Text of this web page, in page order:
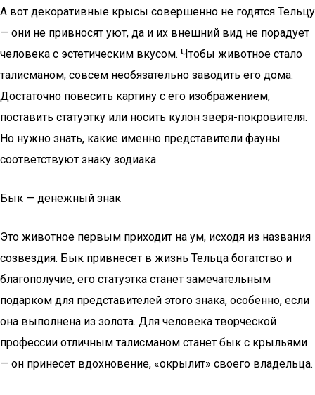
А вот декоративные крысы совершенно не годятся Тельцу
— они не привносят уют, да и их внешний вид не порадует
человека с эстетическим вкусом. Чтобы животное стало
талисманом, совсем необязательно заводить его дома.
Достаточно повесить картину с его изображением,
поставить статуэтку или носить кулон зверя-покровителя.
Но нужно знать, какие именно представители фауны
соответствуют знаку зодиака.
Бык — денежный знак
Это животное первым приходит на ум, исходя из названия
созвездия. Бык привнесет в жизнь Тельца богатство и
благополучие, его статуэтка станет замечательным
подарком для представителей этого знака, особенно, если
она выполнена из золота. Для человека творческой
профессии отличным талисманом станет бык с крыльями
— он принесет вдохновение, «окрылит» своего владельца.